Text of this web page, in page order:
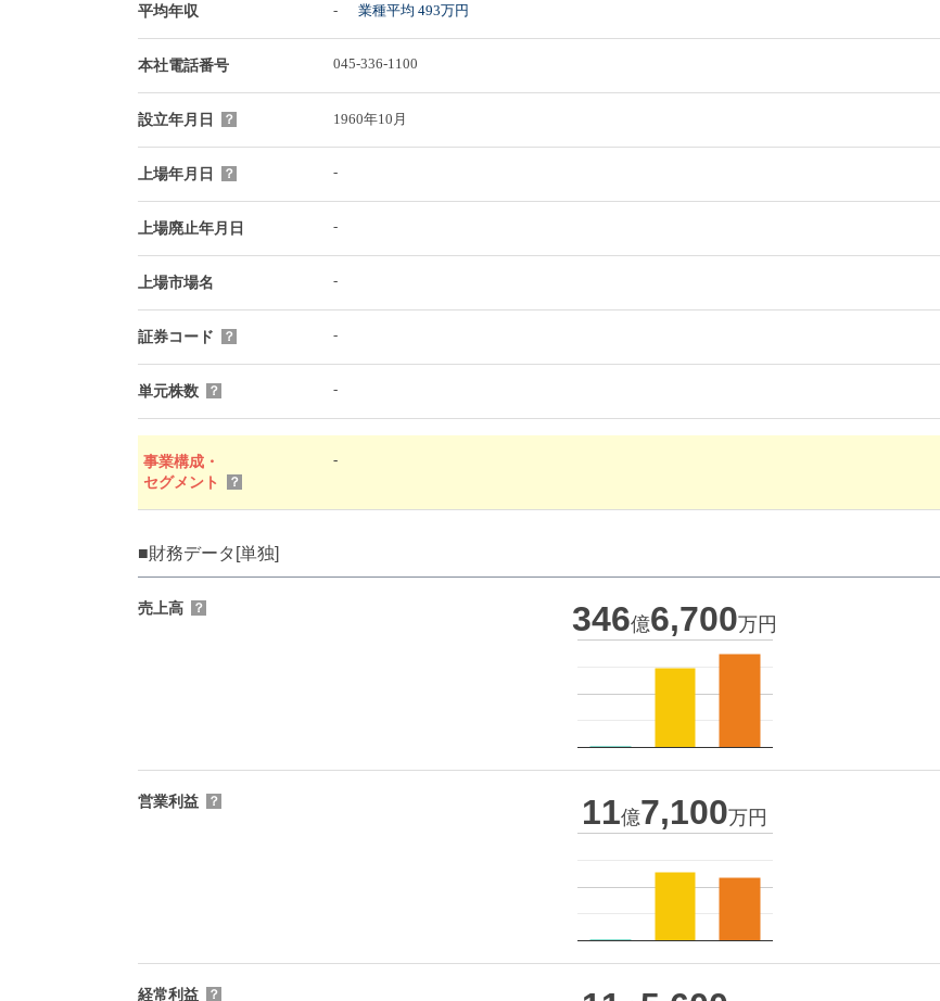
平均年収 - 業種平均 493万円
本社電話番号 045-336-1100
設立年月日 ？ 1960年10月
上場年月日 ？ -
上場廃止年月日 -
上場市場名 -
証券コード ？ -
単元株数 ？ -
事業構成・
セグメント
？
-
■財務データ[単独]
売上高 ？ 346億6,700万円
営業利益 ？ 11億7,100万円
経常利益 ？